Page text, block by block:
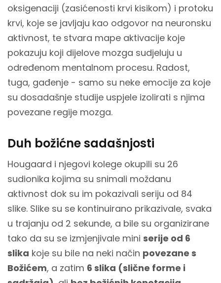
oksigenaciji (zasićenosti krvi kisikom) i protoku
krvi, koje se javljaju kao odgovor na neuronsku
aktivnost, te stvara mape aktivacije koje
pokazuju koji dijelove mozga sudjeluju u
određenom mentalnom procesu. Radost,
tuga, gađenje - samo su neke emocije za koje
su dosadašnje studije uspjele izolirati s njima
povezane regije mozga.
Duh božićne sadašnjosti
Hougaard i njegovi kolege okupili su 26
sudionika kojima su snimali moždanu
aktivnost dok su im pokazivali seriju od 84
slike. Slike su se kontinuirano prikazivale, svaka
u trajanju od 2 sekunde, a bile su organizirane
tako da su se izmjenjivale mini serije od 6
slika koje su bile na neki način povezane s
Božićem, a zatim 6 slika (slične forme i